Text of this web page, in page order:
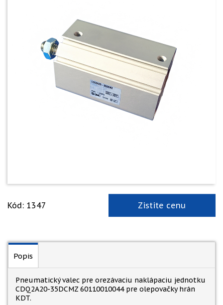
Kód: 1347 Zistite cenu
Popis
Pneumatický valec pre orezávaciu naklápaciu jednotku
CDQ2A20-35DCMZ 60110010044 pre olepovačky hrán
KDT.